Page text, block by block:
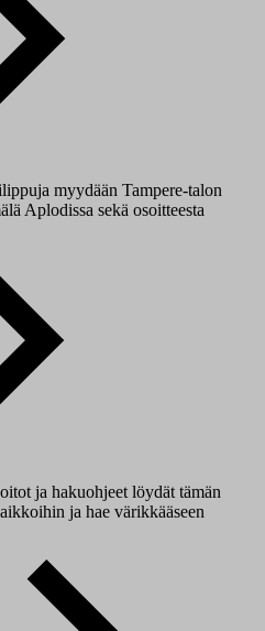
myydään Tampere-talon
Aplodissa sekä osoitteesta
ja hakuohjeet löydät tämän
ja hae värikkääseen